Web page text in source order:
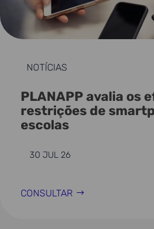
NOTÍCIAS
PLANAPP avalia os
restrições de
escolas
30 JUL 26
CONSULTAR